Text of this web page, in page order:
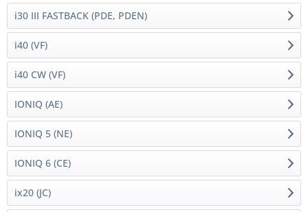
i30 III FASTBACK (PDE, PDEN)
i40 (VF)
i40 CW (VF)
IONIQ (AE)
IONIQ 5 (NE)
IONIQ 6 (CE)
ix20 (JC)